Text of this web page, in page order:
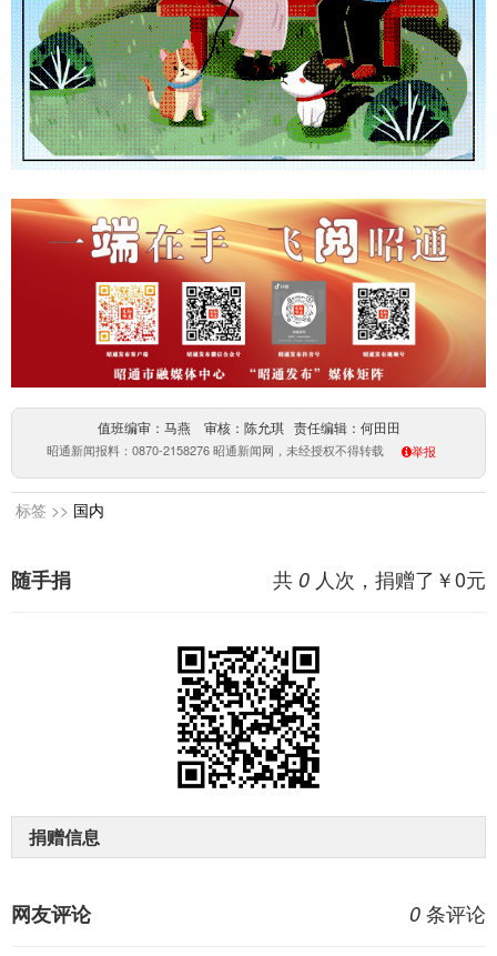
值班编审：马燕 审核：陈允琪 责任编辑：何田田
昭通新闻报料：0870-2158276 昭通新闻网，未经授权不得转载 举报
标签 >> 国内
共 0 人次，捐赠了￥0元
随手捐
捐赠信息
0 条评论
网友评论